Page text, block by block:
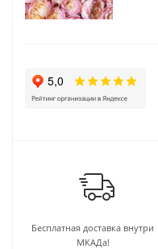
Бесплатная доставка внутри
МКАДа!